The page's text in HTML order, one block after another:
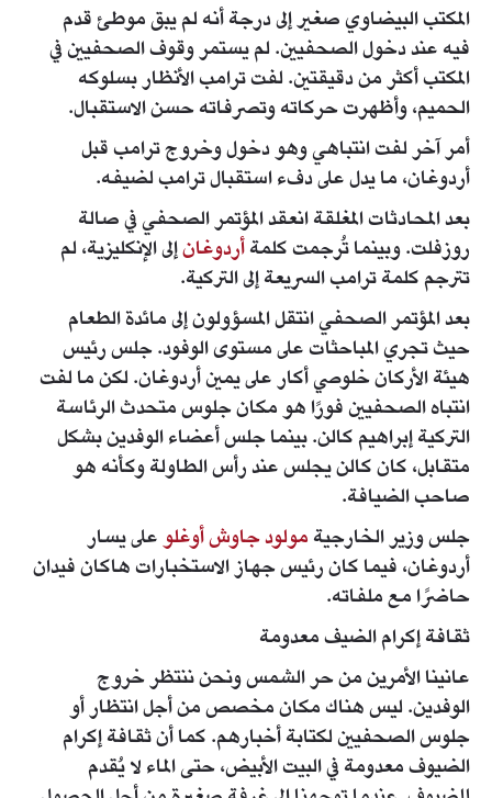
المكتب البيضاوي صغير إلى درجة أنه لم يبق موطئ قدم
فيه عند دخول الصحفيين. لم يستمر وقوف الصحفيين في
المكتب أكثر من دقيقتين. لفت ترامب الأنظار بسلوكه
الحميم، وأظهرت حركاته وتصرفاته حسن الاستقبال.
أمر آخر لفت انتباهي وهو دخول وخروج ترامب قبل
أردوغان، ما يدل على دفء استقبال ترامب لضيفه.
بعد المحادثات المغلقة انعقد المؤتمر الصحفي في صالة
روزفلت. وبينما تُرجمت كلمةأردوغانإلى الإنكليزية، لم
تترجم كلمة ترامب السريعة إلى التركية.
بعد المؤتمر الصحفي انتقل المسؤولون إلى مائدة الطعام
حيث تجري المباحثات على مستوى الوفود. جلس رئيس
هيئة الأركان خلوصي أكار على يمين أردوغان. لكن ما لفت
انتباه الصحفيين فورًا هو مكان جلوس متحدث الرئاسة
التركية إبراهيم كالن. بينما جلس أعضاء الوفدين بشكل
متقابل، كان كالن يجلس عند رأس الطاولة وكأنه هو
صاحب الضيافة.
جلس وزير الخارجيةمولود جاوش أوغلوعلى يسار
أردوغان، فيما كان رئيس جهاز الاستخبارات هاكان فيدان
حاضرًا مع ملفاته.
ثقافة إكرام الضيف معدومة
عانينا الأمرين من حر الشمس ونحن ننتظر خروج
الوفدين. ليس هناك مكان مخصص من أجل انتظار أو
جلوس الصحفيين لكتابة أخبارهم. كما أن ثقافة إكرام
الضيوف معدومة في البيت الأبيض، حتى الماء لا يُقدم